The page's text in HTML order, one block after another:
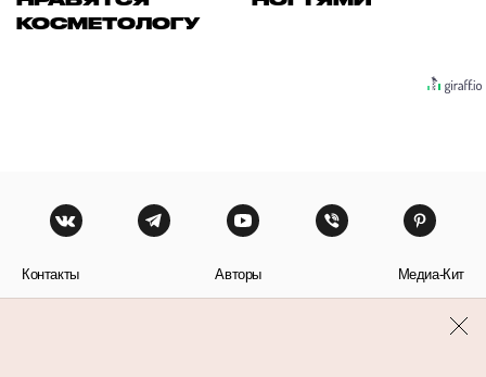
КОСМЕТОЛОГУ
Контакты Авторы Медиа-Кит